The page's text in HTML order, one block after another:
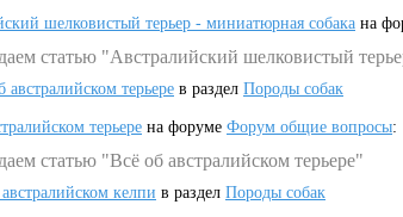
шелковистый терьер - миниатюрная собака на
статью "Австралийский шелковистый
австралийском терьере в раздел Породы собак
терьере на форуме Форум общие вопросы:
статью "Всё об австралийском терьере"
келпи в раздел Породы собак